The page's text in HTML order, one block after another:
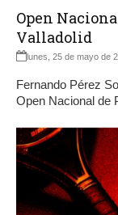
Open
Valladolid
lunes, 25 de mayo de
Fernando Pérez
Open Nacional de